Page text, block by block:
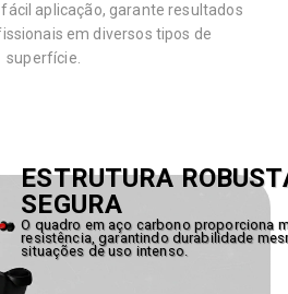
aplicação, garante resultados
em diversos tipos de
superfície.
ESTRUTURA
SEGURA
O quadro em aço carbono proporciona
resistência, garantindo durabilidade
situações de uso intenso.